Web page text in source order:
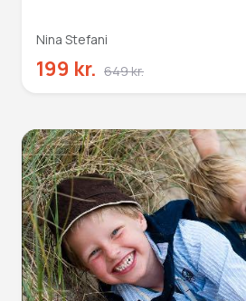
Nina Stefani
199 kr. 649 kr.